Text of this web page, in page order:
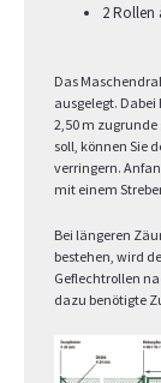
2 Rollen
Das
ausgelegt.
2,50 m
soll, können Sie
verringern.
mit einem
Bei längeren
bestehen, wird
Geflechtrollen
dazu benötigte